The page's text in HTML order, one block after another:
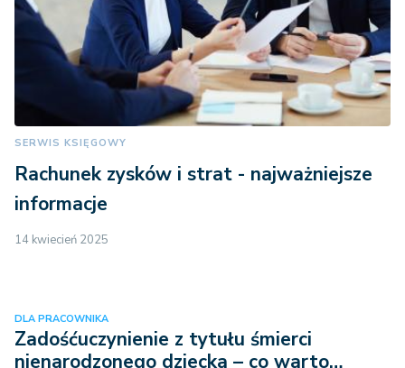
SERWIS KSIĘGOWY
Rachunek zysków i strat - najważniejsze
informacje
14 kwiecień 2025
DLA PRACOWNIKA
Zadośćuczynienie z tytułu śmierci
nienarodzonego dziecka – co warto…